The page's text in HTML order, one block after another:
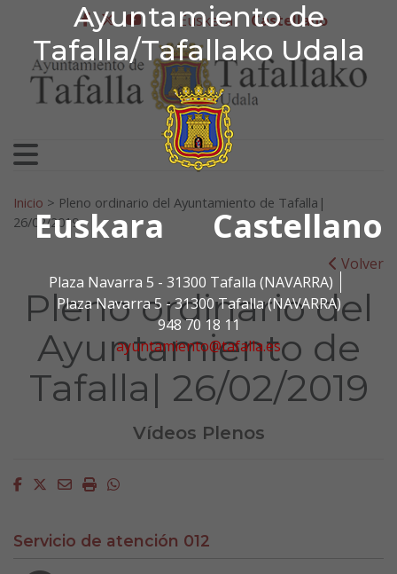
Ayuntamiento de
Tafalla/Tafallako Udala
Euskara Castellano
Plaza Navarra 5 - 31300 Tafalla (NAVARRA)
Plaza Navarra 5 - 31300 Tafalla (NAVARRA)
948 70 18 11
ayuntamiento@tafalla.es
Ir al contenido
Ayuntamiento de
facebook
twitter
youtube
Euskera Castellano
Search for:
Inicio > Pleno ordinario del Ayuntamiento de Tafalla|
26/02/2019
Volver
Pleno ordinario del
Ayuntamiento de
Tafalla| 26/02/2019
Vídeos Plenos
Facebook
Twitter
EmailImprimirWhatsapp
Servicio de atención 012